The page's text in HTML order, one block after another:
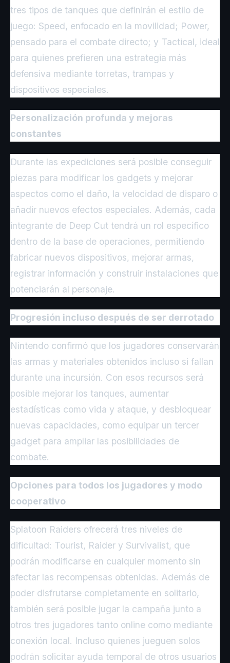
tres tipos de tanques que definirán el estilo de
juego: Speed, enfocado en la movilidad; Power,
pensado para el combate directo; y Tactical, ideal
para quienes prefieren una estrategia más
defensiva mediante torretas, trampas y
dispositivos especiales.
Personalización profunda y mejoras
constantes
Durante las expediciones será posible conseguir
piezas para modificar los gadgets y mejorar
aspectos como el daño, la velocidad de disparo o
añadir nuevos efectos especiales. Además, cada
integrante de Deep Cut tendrá un rol específico
dentro de la base de operaciones, permitiendo
fabricar nuevos dispositivos, mejorar armas,
registrar información y construir instalaciones que
potenciarán al personaje.
Progresión incluso después de ser derrotado
Nintendo confirmó que los jugadores conservarán
las armas y materiales obtenidos incluso si fallan
durante una incursión. Con esos recursos será
posible mejorar los tanques, aumentar
estadísticas como vida y ataque, y desbloquear
nuevas capacidades, como equipar un tercer
gadget para ampliar las posibilidades de
combate.
Opciones para todos los jugadores y modo
cooperativo
Splatoon Raiders ofrecerá tres niveles de
dificultad: Tourist, Raider y Survivalist, que
podrán modificarse en cualquier momento sin
afectar las recompensas obtenidas. Además de
poder disfrutarse completamente en solitario,
también será posible jugar la campaña junto a
otros tres jugadores tanto online como mediante
conexión local. Incluso quienes jueguen solos
podrán solicitar ayuda temporal de otros usuarios